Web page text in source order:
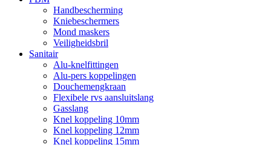
Handbescherming
Kniebeschermers
Mond maskers
Veiligheidsbril
Sanitair
Alu-knelfittingen
Alu-pers koppelingen
Douchemengkraan
Flexibele rvs aansluitslang
Gasslang
Knel koppeling 10mm
Knel koppeling 12mm
Knel koppeling 15mm